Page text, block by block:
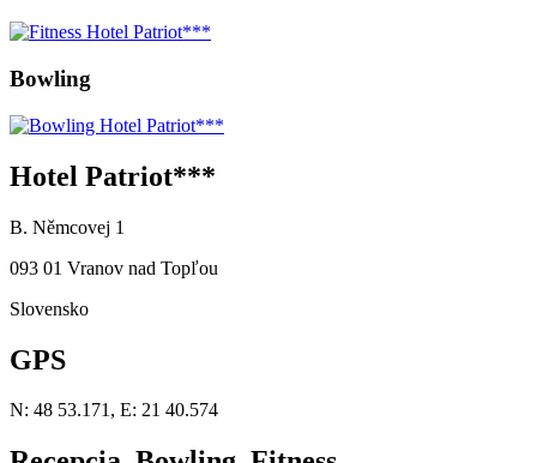
Bowling
Hotel Patriot***
B. Němcovej 1
093 01 Vranov nad Topľou
Slovensko
GPS
N: 48 53.171, E: 21 40.574